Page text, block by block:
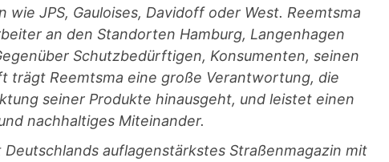
JPS, Gauloises, Davidoff oder West. Reemtsma
an den Standorten Hamburg, Langenhagen
Schutzbedürftigen, Konsumenten, seinen
trägt Reemtsma eine große Verantwortung, die
seiner Produkte hinausgeht, und leistet einen
nachhaltiges Miteinander.
Deutschlands auflagenstärkstes Straßenmagazin mit